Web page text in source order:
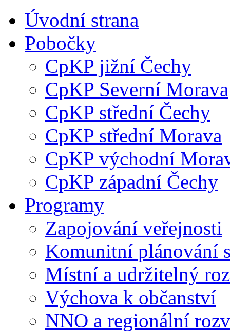
Úvodní strana
Pobočky
CpKP jižní Čechy
CpKP Severní Morava
CpKP střední Čechy
CpKP střední Morava
CpKP východní
CpKP západní Čechy
Programy
Zapojování veřejnosti
Komunitní plánování
Místní a udržitelný
Výchova k občanství
NNO a regionální